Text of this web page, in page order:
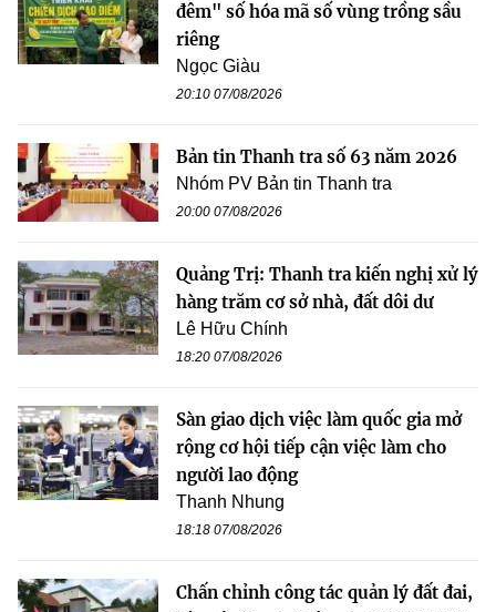
đêm" số hóa mã số vùng trồng sầu
riêng
Ngọc Giàu
20:10 07/08/2026
Bản tin Thanh tra số 63 năm 2026
Nhóm PV Bản tin Thanh tra
20:00 07/08/2026
Quảng Trị: Thanh tra kiến nghị xử lý
hàng trăm cơ sở nhà, đất dôi dư
Lê Hữu Chính
18:20 07/08/2026
Sàn giao dịch việc làm quốc gia mở
rộng cơ hội tiếp cận việc làm cho
người lao động
Thanh Nhung
18:18 07/08/2026
Chấn chỉnh công tác quản lý đất đai,